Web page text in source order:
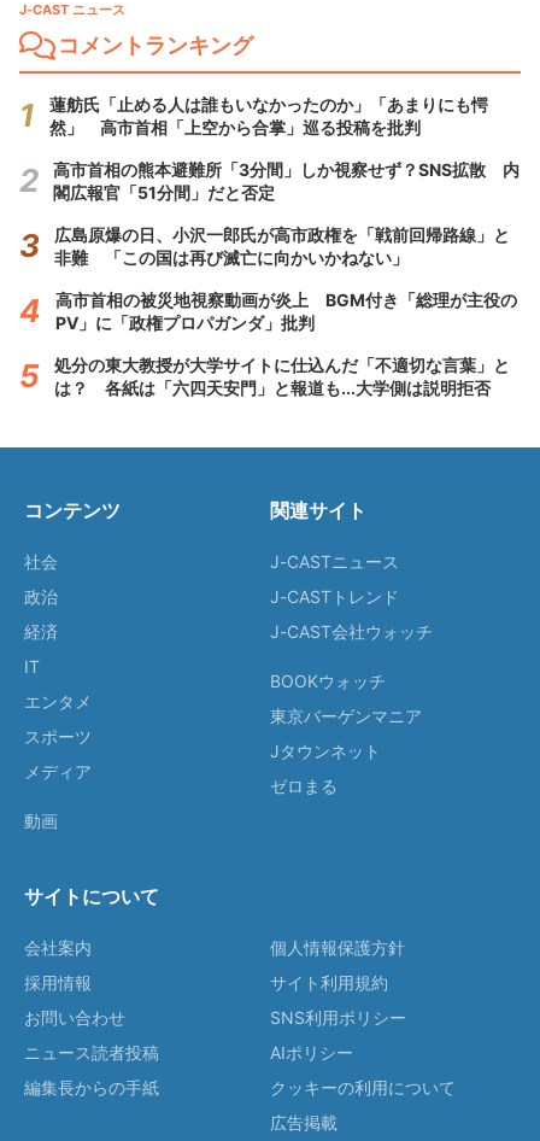
J-CAST ニュース
コメントランキング
蓮舫氏「止める人は誰もいなかったのか」「あまりにも愕
然」 高市首相「上空から合掌」巡る投稿を批判
高市首相の熊本避難所「3分間」しか視察せず？SNS拡散 内
閣広報官「51分間」だと否定
広島原爆の日、小沢一郎氏が高市政権を「戦前回帰路線」と
非難 「この国は再び滅亡に向かいかねない」
高市首相の被災地視察動画が炎上 BGM付き「総理が主役の
PV」に「政権プロパガンダ」批判
処分の東大教授が大学サイトに仕込んだ「不適切な言葉」と
は？ 各紙は「六四天安門」と報道も...大学側は説明拒否
コンテンツ
社会
政治
経済
IT
エンタメ
スポーツ
メディア
動画
関連サイト
J-CASTニュース
J-CASTトレンド
J-CAST会社ウォッチ
BOOKウォッチ
東京バーゲンマニア
Jタウンネット
ゼロまる
サイトについて
会社案内
採用情報
お問い合わせ
ニュース読者投稿
編集長からの手紙
個人情報保護方針
サイト利用規約
SNS利用ポリシー
AIポリシー
クッキーの利用について
広告掲載